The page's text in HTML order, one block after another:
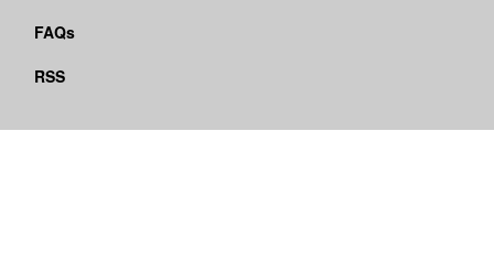
FAQs
RSS